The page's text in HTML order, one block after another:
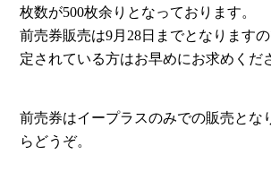
枚数が500枚余りとなっております。
前売券販売は9月28日までとなります
定されている方はお早めにお求めくだ
前売券はイープラスのみでの販売とな
らどうぞ。